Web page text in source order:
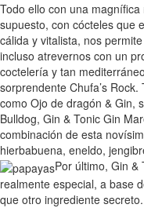
Todo ello con una
supuesto, con cócteles que
cálida y vitalista, nos
incluso atrevernos con un
coctelería y tan
sorprendente Chufa’s
como Ojo de dragón & Gin,
Bulldog, Gin & Tonic Gin
combinación de esta
hierbabuena, eneldo,
Por último, Gin &
realmente especial, a base
que otro ingrediente secreto.